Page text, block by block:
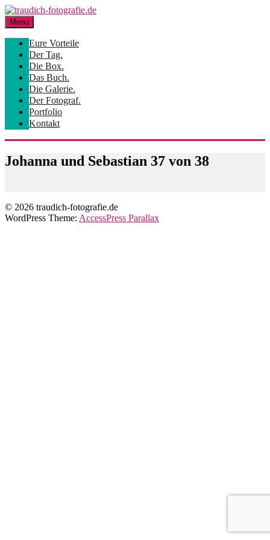
Skip
to
content
Menu
Eure Vorteile
Der Tag.
Die Box.
Das Buch.
Die Galerie.
Der Fotograf.
Portfolio
Kontakt
Johanna und Sebastian 37 von 38
© 2026 traudich-fotografie.de
WordPress Theme: AccessPress Parallax